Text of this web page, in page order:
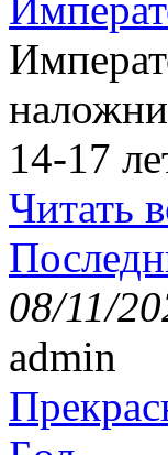
14-17
Читать
08/11/
admin